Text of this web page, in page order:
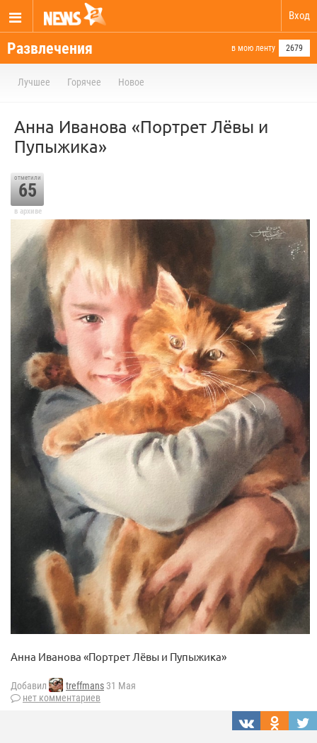
Вход
Развлечения в мою ленту 2679
Лучшее Горячее Новое
Анна Иванова «Портрет Лёвы и
Пупыжика»
отметили
65
в архиве
Анна Иванова «Портрет Лёвы и Пупыжика»
Добавил treffmans 31 Мая
нет комментариев